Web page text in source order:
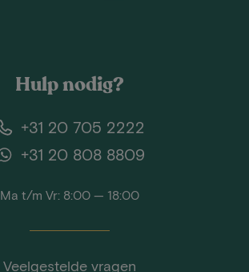
Hulp nodig?
+31 20 705 2222
+31 20 808 8809
Ma t/m Vr: 8:00 — 18:00
Veelgestelde vragen